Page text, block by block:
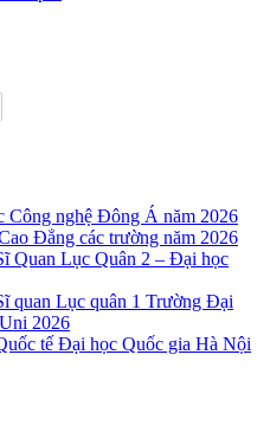
Công nghệ Đông Á năm 2026
Đẳng các trường năm 2026
Quan Lục Quân 2 – Đại học
quan Lục quân 1 Trường Đại
2026
tế Đại học Quốc gia Hà Nội